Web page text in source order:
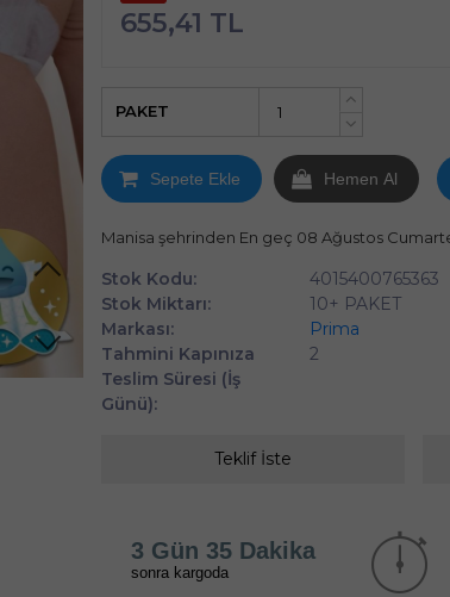
655,41 TL
+
PAKET
Sepete Ekle Hemen Al
Manisa şehrinden En geç 08 Ağustos
Stok Kodu:
4015400765363
Stok Miktarı:
10+ PAKET
Markası:
Prima
Tahmini Kapınıza
Teslim Süresi (İş
Günü):
2
Teklif İste
3 Gün 35 Dakika
sonra kargoda